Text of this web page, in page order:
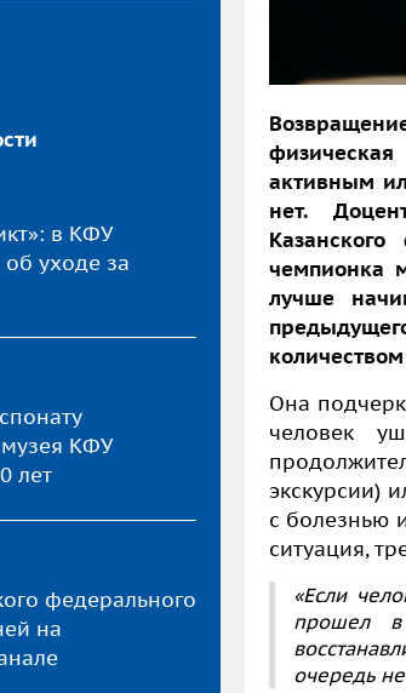
в КФУ
уходе за
музея КФУ
лет
федерального
на
активным
нет.
чемпионка
лучше
Она
человек
экскурсии)
с болезнью
ситуация,
«Если
прошел в
очередь